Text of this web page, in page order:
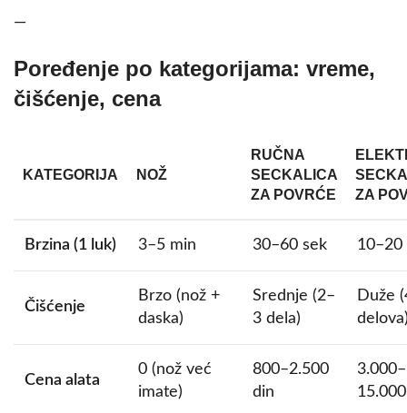
—
Poređenje po kategorijama: vreme,
čišćenje, cena
KATEGORIJA NOŽ
RUČNA
SECKALICA
ZA POVRĆE
ZA
Brzina (1 luk) 3–5 min 30–60 sek 10–20
Čišćenje
Brzo (nož +
daska)
Srednje (2–
3 dela)
Duže
Cena alata
0 (nož već
imate)
800–2.500
din
3.000–